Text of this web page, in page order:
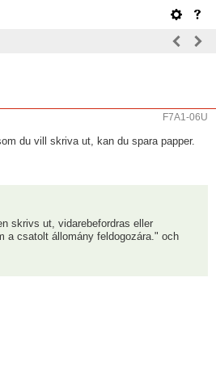
F7A1-06U
du vill skriva ut, kan du spara papper.
skrivs ut, vidarebefordras eller
a csatolt állomány feldogozára." och